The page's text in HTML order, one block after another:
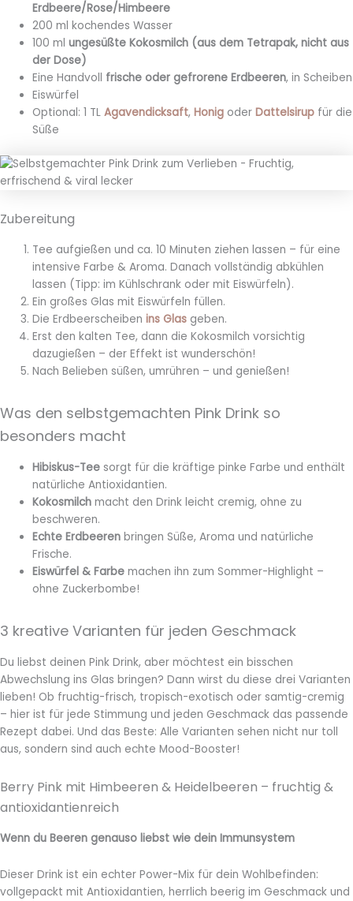
Erdbeere/Rose/Himbeere
200 ml kochendes Wasser
100 mlungesüßte Kokosmilch (aus dem Tetrapak, nicht aus
der Dose)
Eine Handvoll frische oder gefrorene Erdbeeren, in Scheiben
Eiswürfel
Optional: 1 TLAgavendicksaft,Honig oderDattelsirup für die
Süße
Zubereitung
Tee aufgießen und ca. 10 Minuten ziehen lassen – für eine
intensive Farbe & Aroma. Danach vollständig abkühlen
lassen (Tipp: im Kühlschrank oder mit Eiswürfeln).
Ein großes Glas mit Eiswürfeln füllen.
Die Erdbeerscheibenins Glas geben.
Erst den kalten Tee, dann die Kokosmilch vorsichtig
dazugießen – der Effekt ist wunderschön!
Nach Belieben süßen, umrühren – und genießen!
Was den selbstgemachten Pink Drink so
besonders macht
Hibiskus-Tee sorgt für die kräftige pinke Farbe und enthält
natürliche Antioxidantien.
Kokosmilch macht den Drink leicht cremig, ohne zu
beschweren.
Echte Erdbeeren bringen Süße, Aroma und natürliche
Frische.
Eiswürfel & Farbe machen ihn zum Sommer-Highlight –
ohne Zuckerbombe!
3 kreative Varianten für jeden Geschmack
Du liebst deinen Pink Drink, aber möchtest ein bisschen
Abwechslung ins Glas bringen? Dann wirst du diese drei Varianten
lieben! Ob fruchtig-frisch, tropisch-exotisch oder samtig-cremig
– hier ist für jede Stimmung und jeden Geschmack das passende
Rezept dabei. Und das Beste: Alle Varianten sehen nicht nur toll
aus, sondern sind auch echte Mood-Booster!
Berry Pink mit Himbeeren & Heidelbeeren – fruchtig &
antioxidantienreich
Wenn du Beeren genauso liebst wie dein Immunsystem
Dieser Drink ist ein echter Power-Mix für dein Wohlbefinden:
vollgepackt mit Antioxidantien, herrlich beerig im Geschmack und